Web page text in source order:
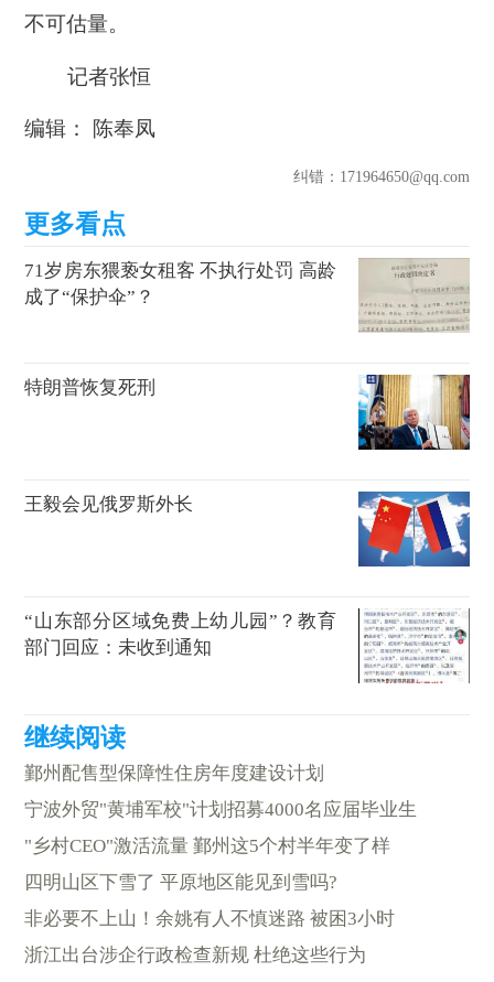
不可估量。
记者张恒
编辑： 陈奉凤
纠错：171964650@qq.com
71岁房东猥亵女租客 不执行处罚 高龄
成了“保护伞”？
特朗普恢复死刑
王毅会见俄罗斯外长
“山东部分区域免费上幼儿园”？教育
部门回应：未收到通知
鄞州配售型保障性住房年度建设计划
宁波外贸"黄埔军校"计划招募4000名应届毕业生
"乡村CEO"激活流量 鄞州这5个村半年变了样
四明山区下雪了 平原地区能见到雪吗?
非必要不上山！余姚有人不慎迷路 被困3小时
浙江出台涉企行政检查新规 杜绝这些行为